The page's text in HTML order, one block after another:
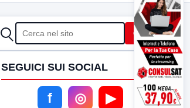
CERCA Cerca
SEGUICI SUI SOCIAL
f ◎ ▶